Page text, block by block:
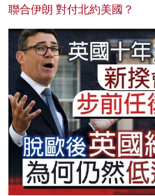
聯合伊朗 對付北約美國？